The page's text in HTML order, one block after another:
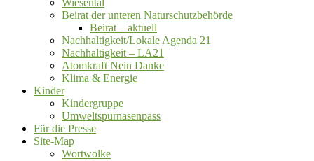
Wiesental
Beirat der unteren Naturschutzbehörde
Beirat ‒ aktuell
Nachhaltigkeit/Lokale Agenda 21
Nachhaltigkeit – LA21
Atomkraft Nein Danke
Klima & Energie
Kinder
Kindergruppe
Umweltspürnasenpass
Für die Presse
Site-Map
Wortwolke